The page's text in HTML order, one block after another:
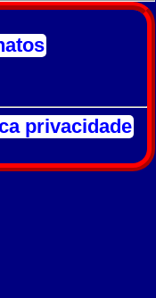
privacidade